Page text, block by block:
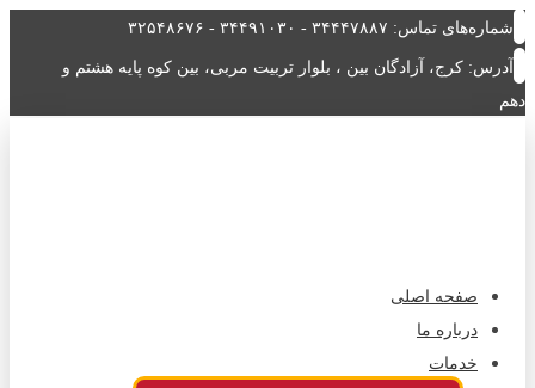
شماره‌های تماس: ۳۴۴۴۷۸۸۷ - ۳۴۴۹۱۰۳۰ - ۳۲۵۴۸۶۷۶
آدرس: کرج، آزادگان بین ، بلوار تربیت مربی، بین کوه پایه هشتم و
دهم
صفحه اصلی
درباره ما
خدمات